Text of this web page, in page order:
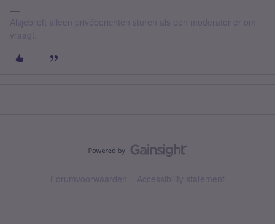
Alsjeblieft alleen privéberichten sturen als een moderator er om
vraagt.
Forumvoorwaarden Accessibility statement